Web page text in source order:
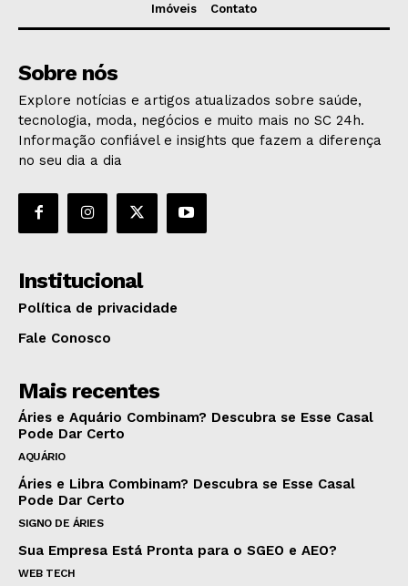
Imóveis
Contato
Sobre nós
Explore notícias e artigos atualizados sobre saúde,
tecnologia, moda, negócios e muito mais no SC 24h.
Informação confiável e insights que fazem a diferença
no seu dia a dia
Institucional
Política de privacidade
Fale Conosco
Mais recentes
Áries e Aquário Combinam? Descubra se Esse Casal
Pode Dar Certo
AQUÁRIO
Áries e Libra Combinam? Descubra se Esse Casal
Pode Dar Certo
SIGNO DE ÁRIES
Sua Empresa Está Pronta para o SGEO e AEO?
WEB TECH